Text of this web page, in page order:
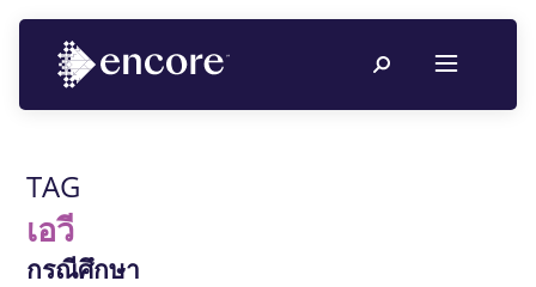
TAG
เอวี
กรณีศึกษา